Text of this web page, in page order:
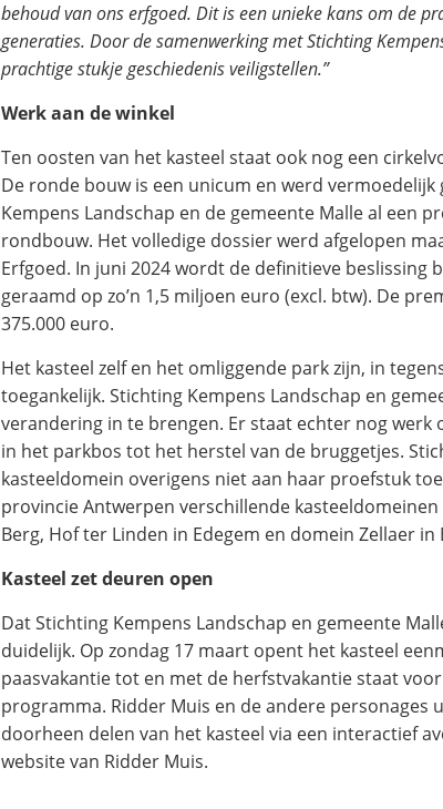
behoud van ons erfgoed. Dit is een unieke kans om de
generaties. Door de samenwerking met Stichting
prachtige stukje geschiedenis veiligstellen.”
Werk aan de winkel
Ten oosten van het kasteel staat ook nog een
De ronde bouw is een unicum en werd
Kempens Landschap en de gemeente Malle al een
rondbouw. Het volledige dossier werd afgelopen
Erfgoed. In juni 2024 wordt de definitieve
geraamd op zo’n 1,5 miljoen euro (excl. btw). De
375.000 euro.
Het kasteel zelf en het omliggende park zijn, in
toegankelijk. Stichting Kempens Landschap en
verandering in te brengen. Er staat echter nog werk
in het parkbos tot het herstel van de bruggetjes.
kasteeldomein overigens niet aan haar proefstuk
provincie Antwerpen verschillende
Berg, Hof ter Linden in Edegem en domein Zellaer in
Kasteel zet deuren open
Dat Stichting Kempens Landschap en gemeente
duidelijk. Op zondag 17 maart opent het kasteel
paasvakantie tot en met de herfstvakantie staat
programma. Ridder Muis en de andere personages
doorheen delen van het kasteel via een interactief
website van Ridder Muis.